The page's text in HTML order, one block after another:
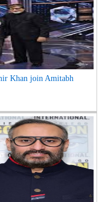
Khan join Amitabh